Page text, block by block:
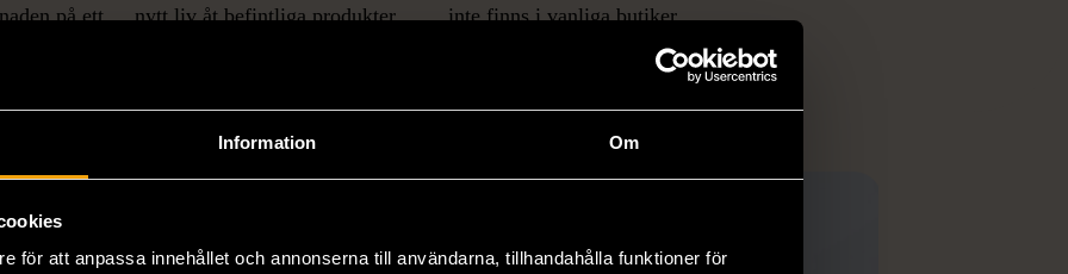
Information Om
för att anpassa innehållet och annonserna till användarna, tillhandahålla funktioner för
på ett
nytt liv åt befintliga produkter.
inte finns i vanliga butiker.
Hitta produkter som påminner om denna